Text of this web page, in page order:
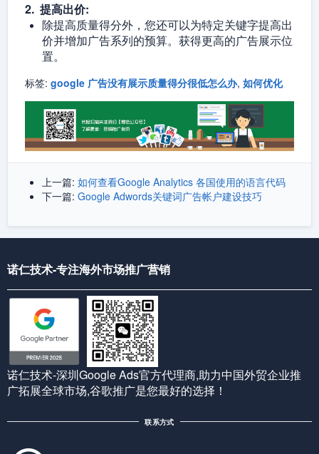
2. 提高出价:
除提高质量得分外，您还可以为特定关键字提高出
价并增加广告系列的预算。获得更高的广告展示位
置。
标签: google 广告没有展示质量得分很低怎么办, 如何优化
上一篇: 如何查看Google Analytics 各国使用的语言代码
下一篇: Google Adwords关键词广告帐户建设技巧
诺仁技术-专注海外市场推广营销
诺仁技术-深圳Google Ads官方代理商,助力中国外贸企业推
广拓展全球市场,谷歌推广是您最好的选择！
联系方式